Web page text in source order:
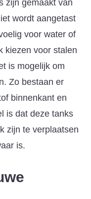
zijn gemaakt van
wordt aangetast
voor water of
kiezen voor stalen
is mogelijk om
Zo bestaan er
binnenkant en
is dat deze tanks
zijn te verplaatsen
is.